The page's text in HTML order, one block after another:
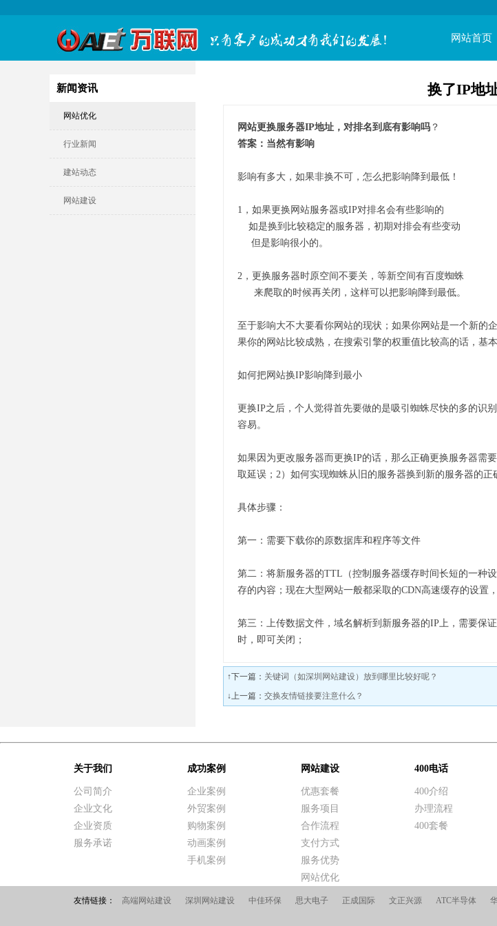
网站首页
新闻资讯
网站优化
行业新闻
建站动态
网站建设
换了IP地
网站更换服务器IP地址，对排名到底有影响吗 ？
答案：当然有影响
影响有多大，如果非换不可，怎么把影响降到最低！
1，如果更换网站服务器或IP对排名会有些影响的
如是换到比较稳定的服务器，初期对排会有些变动
但是影响很小的。
2，更换服务器时原空间不要关，等新空间有百度蜘蛛
来爬取的时候再关闭，这样可以把影响降到最低。
至于影响大不大要看你网站的现状；如果你网站是一个新的
果你的网站比较成熟，在搜索引擎的权重值比较高的话，基
如何把网站换IP影响降到最小
更换IP之后，个人觉得首先要做的是吸引蜘蛛尽快的多的识
容易。
如果因为更改服务器而更换IP的话，那么正确更换服务器需
取延误；2）如何实现蜘蛛从旧的服务器换到新的服务器的正
具体步骤：
第一：需要下载你的原数据库和程序等文件
第二：将新服务器的TTL（控制服务器缓存时间长短的一种
存的内容；现在大型网站一般都采取的CDN高速缓存的设置
第三：上传数据文件，域名解析到新服务器的IP上，需要保
时，即可关闭；
↑下一篇： 关键词（如深圳网站建设）放到哪里比较好呢？
↓上一篇： 交换友情链接要注意什么？
关于我们
公司简介
企业文化
企业资质
服务承诺
成功案例
企业案例
外贸案例
购物案例
动画案例
手机案例
网站建设
优惠套餐
服务项目
合作流程
支付方式
服务优势
网站优化
400电话
400介绍
办理流程
400套餐
友情链接： 高端网站建设 深圳网站建设 中佳环保 思大电子 正成国际 文正兴源 ATC半导体